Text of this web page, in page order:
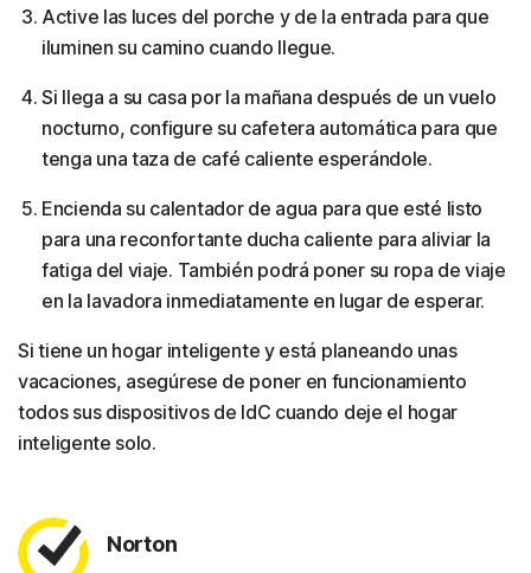
Active las luces del porche y de la entrada para que
iluminen su camino cuando llegue.
Si llega a su casa por la mañana después de un vuelo
nocturno, configure su cafetera automática para que
tenga una taza de café caliente esperándole.
Encienda su calentador de agua para que esté listo
para una reconfortante ducha caliente para aliviar la
fatiga del viaje. También podrá poner su ropa de viaje
en la lavadora inmediatamente en lugar de esperar.
Si tiene un hogar inteligente y está planeando unas
vacaciones, asegúrese de poner en funcionamiento
todos sus dispositivos de IdC cuando deje el hogar
inteligente solo.
Norton